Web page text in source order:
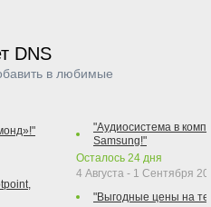
DNS
в любимые
"Аудиосистема в
Samsung!"
Осталось 24 дня
4 Августа - 1 Сентября
"Выгодные цены на